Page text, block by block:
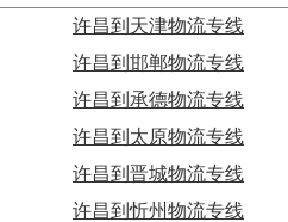
许昌到天津物流专线
许昌到邯郸物流专线
许昌到承德物流专线
许昌到太原物流专线
许昌到晋城物流专线
许昌到忻州物流专线